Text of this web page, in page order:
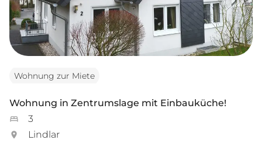
Wohnung zur Miete
Wohnung in Zentrumslage mit Einbauküche!
3
Lindlar